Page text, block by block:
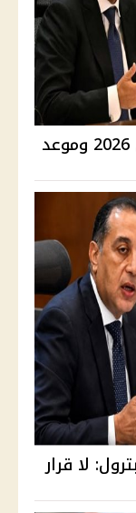
موقف ترحيل إجازة المولد النبوي 2026 وموعد
لا قرار